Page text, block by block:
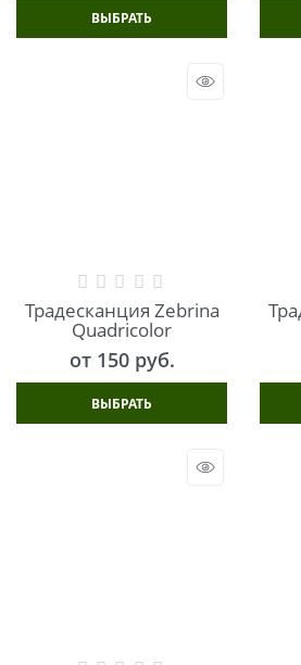
ВЫБРАТЬ
Традесканция Zebrina
Quadricolor
от 150 руб.
ВЫБРАТЬ